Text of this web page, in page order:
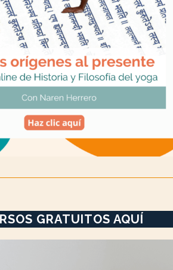
GRATUITOS AQUÍ